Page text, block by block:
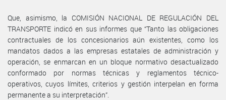
Que, asimismo, la COMISIÓN NACIONAL DE REGULACIÓN DEL
TRANSPORTE indicó en sus informes que “Tanto las obligaciones
contractuales de los concesionarios aún existentes, como los
mandatos dados a las empresas estatales de administración y
operación, se enmarcan en un bloque normativo desactualizado
conformado por normas técnicas y reglamentos técnico-
operativos, cuyos límites, criterios y gestión interpelan en forma
permanente a su interpretación”.